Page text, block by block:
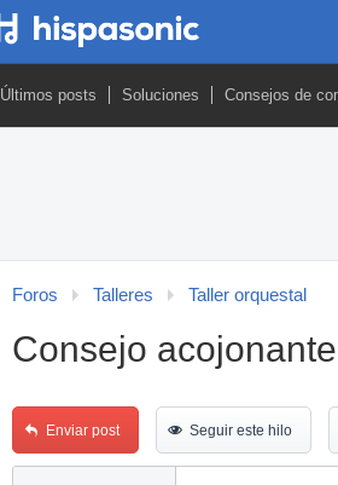
Últimos posts Soluciones Consejos de
Foros Talleres Taller orquestal
Consejo
Enviar post Seguir este hilo